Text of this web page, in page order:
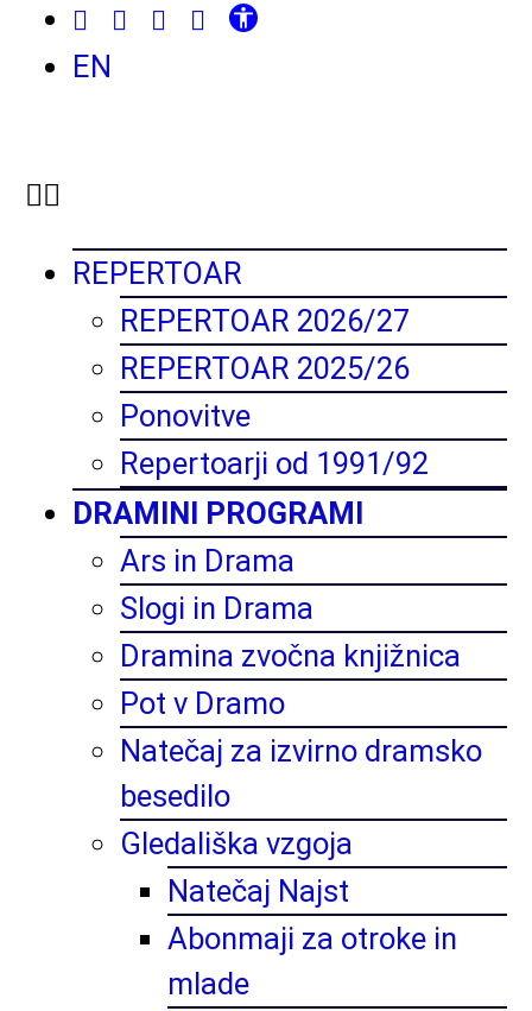
EN
REPERTOAR
REPERTOAR 2026/27
REPERTOAR 2025/26
Ponovitve
Repertoarji od 1991/92
DRAMINI PROGRAMI
Ars in Drama
Slogi in Drama
Dramina zvočna knjižnica
Pot v Dramo
Natečaj za izvirno dramsko
besedilo
Gledališka vzgoja
Natečaj Najst
Abonmaji za otroke in
mlade